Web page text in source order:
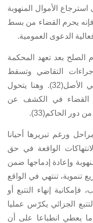
الأموال المنهوبة
فإنه يحرم القضاء من بسط
الدعوى العمومية.
الصلح بعد تعهد المحكمة
التقاضي وتسقط
الدعوى العمومية قبل صدور حكم في الأصل(32). وهنا يتحول
القضاء في الكشف عن
دور الحاكم(33).
ورغم تبريرها أحيانا
الواقعة في حق
وإعادة إدماجها ضمن
تنموية، تنتهي في الواقع
إنهاء التتبع أو
الجزائي يكرّس عمليا
ما يعطي انطباعا على أن